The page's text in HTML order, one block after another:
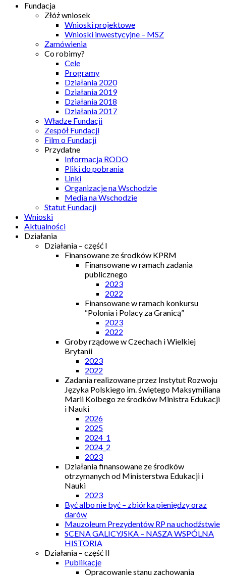
Fundacja
Złóż wniosek
Wnioski projektowe
Wnioski inwestycyjne – MSZ
Zamówienia
Co robimy?
Cele
Programy
Działania 2020
Działania 2019
Działania 2018
Działania 2017
Władze Fundacji
Zespół Fundacji
Film o Fundacji
Przydatne
Informacja RODO
Pliki do pobrania
Linki
Organizacje na Wschodzie
Media na Wschodzie
Statut Fundacji
Wnioski
Aktualności
Działania
Działania – część I
Finansowane ze środków KPRM
Finansowane w ramach zadania
publicznego
2023
2022
Finansowane w ramach konkursu
“Polonia i Polacy za Granicą”
2023
2022
Groby rządowe w Czechach i Wielkiej
Brytanii
2023
2022
Zadania realizowane przez Instytut Rozwoju
Języka Polskiego im. świętego Maksymiliana
Marii Kolbego ze środków Ministra Edukacji
i Nauki
2026
2025
2024_1
2024_2
2023
Działania finansowane ze środków
otrzymanych od Ministerstwa Edukacji i
Nauki
2023
Być albo nie być – zbiórka pieniędzy oraz
darów
Mauzoleum Prezydentów RP na uchodźstwie
SCENA GALICYJSKA – NASZA WSPÓLNA
HISTORIA
Działania – część II
Publikacje
Opracowanie stanu zachowania